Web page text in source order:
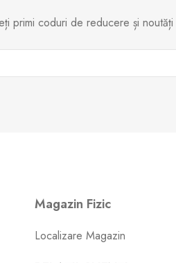
primi coduri de reducere și noutăți
Magazin Fizic
Localizare Magazin